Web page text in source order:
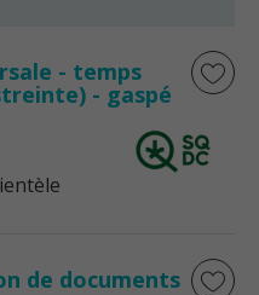
- temps
- gaspé
de documents